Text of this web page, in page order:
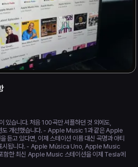
습니다. 처음 100곡만 셔플하던 것 외에도,
도 개선했습니다. - Apple Music 1과 같은 Apple
듣고 있다면, 이제 스테이션 이름 대신 곡명과 아티
표시됩니다. - Apple Música Uno, Apple Music
한 최신 Apple Music 스테이션을 이제 Tesla에